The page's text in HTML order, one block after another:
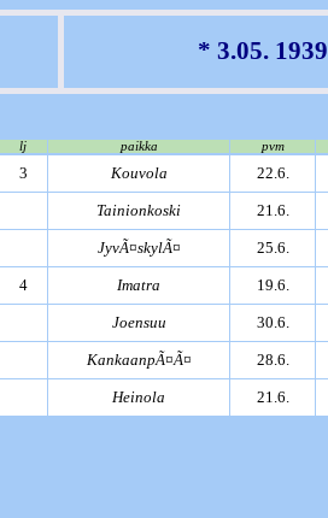
* 3.05. 1939
lj paikka pvm
3 Kouvola 22.6.
Tainionkoski 21.6.
JyvÃ¤skylÃ¤ 25.6.
4 Imatra 19.6.
Joensuu 30.6.
KankaanpÃ¤Ã¤ 28.6.
Heinola 21.6.